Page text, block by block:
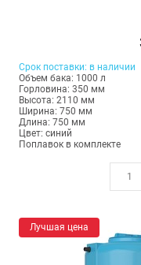
Срок поставки: в наличии
Объем бака: 1000 л
Горловина: 350 мм
Высота: 2110 мм
Ширина: 750 мм
Длина: 750 мм
Цвет: синий
Поплавок в комплекте
Лучшая цена